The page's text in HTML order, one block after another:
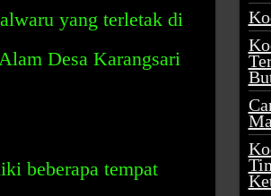
yang terletak di
Desa Karangsari
beberapa tempat